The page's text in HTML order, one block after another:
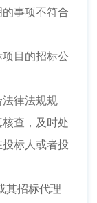
事项不符合
项目的招标公
法律法规规
查，及时处
标人或者投
其招标代理